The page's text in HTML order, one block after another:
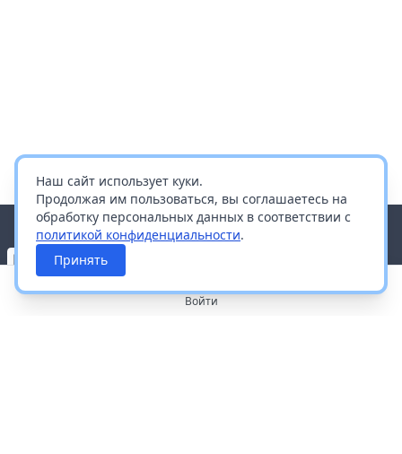
Наш сайт использует куки.
Продолжая им пользоваться, вы соглашаетесь на
обработку персональных данных в соответствии с
политикой конфиденциальности.
Принять
Войти